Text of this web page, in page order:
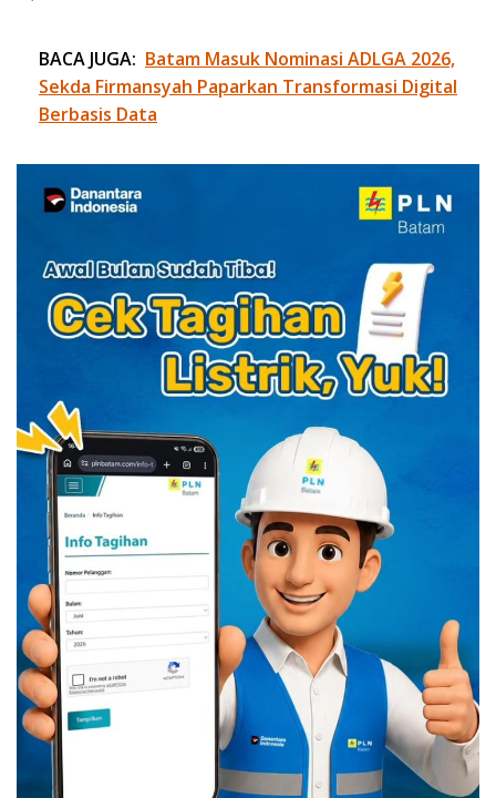
BACA JUGA: Batam Masuk Nominasi ADLGA 2026,
Sekda Firmansyah Paparkan Transformasi Digital
Berbasis Data